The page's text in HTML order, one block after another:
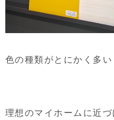
色の種類がとにかく多
理想のマイホームに近